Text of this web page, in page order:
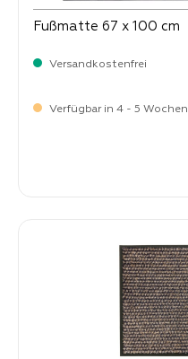
Fußmatte 67 x 100 cm
Versandkostenfrei
Verfügbar in 4 - 5 Wochen